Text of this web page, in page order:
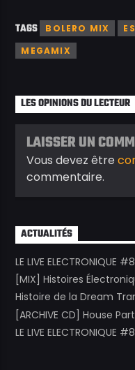
TAGS BOLERO MIX
MEGAMIX
LES OPINIONS DU LECTEUR
LAISSER UN
Vous devez être
commentaire.
ACTUALITÉS
LE LIVE
[MIX] Histoires
Histoire de la Dream
[ARCHIVE CD] House
LE LIVE